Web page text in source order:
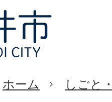
ホーム しごと